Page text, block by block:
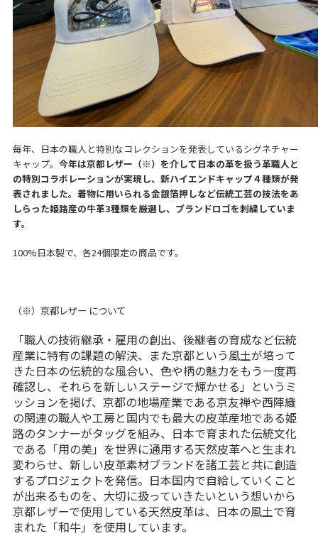
毎年、日本の職人と特別なコレクションを発表しているシグネチャー
キャップ。 今年は京都レザー（※）を介して日本の革を扱う革職人と
の特別コラボレーションが実現し、新ハイエンドキャップ４種類が発
表されました。着物に用いられる金銀箔押しなど伝統工芸の技法をあ
しらった姫路産の牛革3種類を厳選し、ブランドロゴを刺繍していま
す。
100%日本製で、各24個限定の商品です。
（※）京都レザー について
「職人の技術継承・雇用の創出、後継者の育成など伝統
産業に特有の課題の解決、また京都という風土が培って
きた日本の伝統的な風合い、色や柄の魅力をもう一度再
確認し、それらを新しいステージで輝かせる」というミ
ッションを掲げ、京都の地場産業である京友禅や西陣織
の関連の職人や工房と国内でも最大の皮革産地である姫
路のタンナーがタッグを組み、日本で育まれた伝統文化
である「用の美」を世界に通用する天然皮革へと生まれ
変わらせ、新しい皮革素材ブランドを諸工芸と共に創造
するプロジェクトを発信。日本国内で自給していくこと
が出来るものを、大切に扱っていきたいという想いから
京都レザーで使用している天然皮革は、日本の風土で育
まれた「和牛」を使用しています。